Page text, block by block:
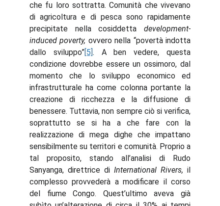
che fu loro sottratta. Comunità che vivevano
di agricoltura e di pesca sono rapidamente
precipitate nella cosiddetta development-
induced poverty, ovvero nella “povertà indotta
dallo sviluppo”[5]. A ben vedere, questa
condizione dovrebbe essere un ossimoro, dal
momento che lo sviluppo economico ed
infrastrutturale ha come colonna portante la
creazione di ricchezza e la diffusione di
benessere. Tuttavia, non sempre ciò si verifica,
soprattutto se si ha a che fare con la
realizzazione di mega dighe che impattano
sensibilmente su territori e comunità. Proprio a
tal proposito, stando all’analisi di Rudo
Sanyanga, direttrice di International Rivers, il
complesso provvederà a modificare il corso
del fiume Congo. Quest’ultimo aveva già